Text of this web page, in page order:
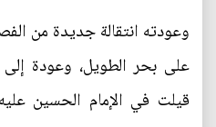
وعودته انتقالة جديدة من
على بحر الطويل، وعودة
قيلت في الإمام الحسين